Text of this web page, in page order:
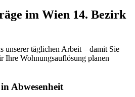
im Wien 14. Bezirk
unserer täglichen Arbeit – damit Sie
Ihre Wohnungsauflösung planen
Abwesenheit